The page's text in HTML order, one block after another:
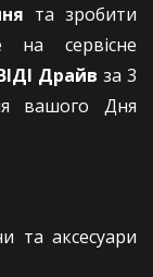
та зробити
на сервісне
Драйв за 3
вашого Дня
та аксесуари